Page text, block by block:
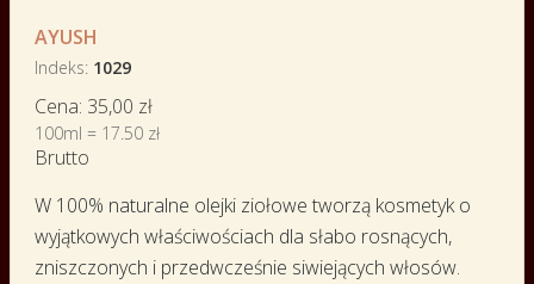
AYUSH
Indeks 1029
Cena: 35,00 zł
100ml = 17.50 zł
Brutto
W 100% naturalne olejki ziołowe tworzą kosmetyk o
wyjątkowych właściwościach dla słabo rosnących,
zniszczonych i przedwcześnie siwiejących włosów.